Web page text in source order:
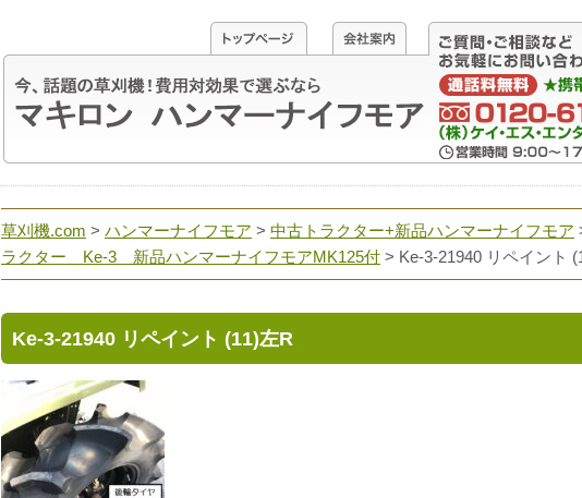
草刈機.com > ハンマーナイフモア > 中古トラクター+新品ハンマーナイフモア
ラクター Ke-3 新品ハンマーナイフモアMK125付 > Ke-3-21940 リペイント
Ke-3-21940 リペイント (11)左R